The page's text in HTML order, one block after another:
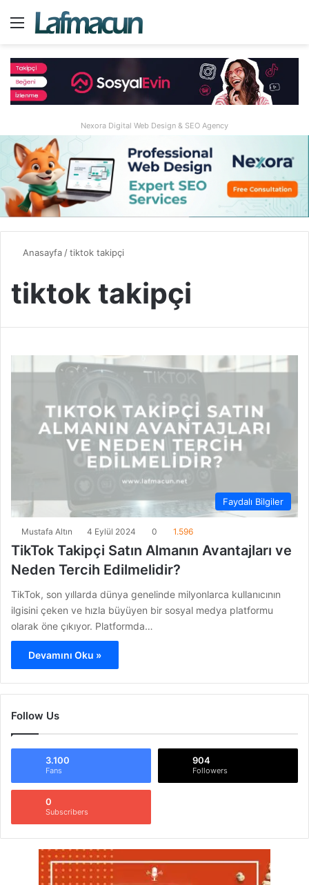
Menü
Nexora Digital Web Design & SEO Agency
Anasayfa/tiktok takipçi
tiktok takipçi
Faydalı Bilgiler
Mustafa Altın 4 Eylül 2024 0 1.596
TikTok Takipçi Satın Almanın Avantajları ve
Neden Tercih Edilmelidir?
TikTok, son yıllarda dünya genelinde milyonlarca kullanıcının
ilgisini çeken ve hızla büyüyen bir sosyal medya platformu
olarak öne çıkıyor. Platformda…
Devamını Oku »
Follow Us
3.100
Fans
904
Followers
0
Subscribers